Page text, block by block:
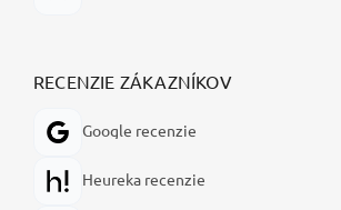
RECENZIE ZÁKAZNÍKOV
Google recenzie
Heureka recenzie